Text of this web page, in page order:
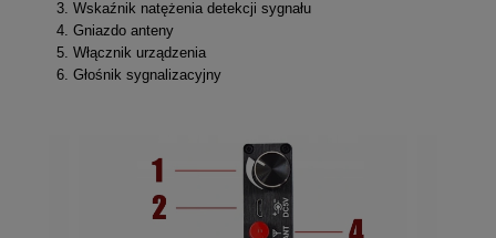
Wskaźnik natężenia detekcji sygnału
Gniazdo anteny
Włącznik urządzenia
Głośnik sygnalizacyjny